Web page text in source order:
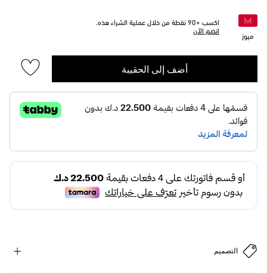
ميوز
اكسب +90 نقطة من خلال عملية الشراء هذه.
انضم الآن
أضف إلى الحقيبة
التصميم